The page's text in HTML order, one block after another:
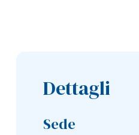
Dettagli
Sede